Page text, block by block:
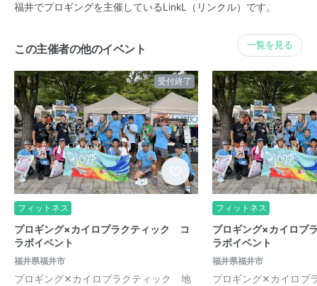
福井でプロギングを主催しているLinkL（リンクル）です。
この主催者の他のイベント 一覧を見る
受付終了
フィットネス
プロギング×カイロプラクティック コ
ラボイベント
福井県福井市
プロギング✕カイロプラクティック 地
フィットネス
プロギング×カイロプ
ラボイベント
福井県福井市
プロギング✕カイロプ